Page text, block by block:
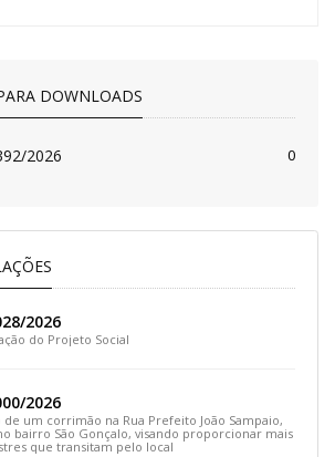
DOWNLOADS
2026 0
2026
do Projeto Social
2026
de um corrimão na Rua Prefeito João Sampaio,
bairro São Gonçalo, visando proporcionar mais
que transitam pelo local